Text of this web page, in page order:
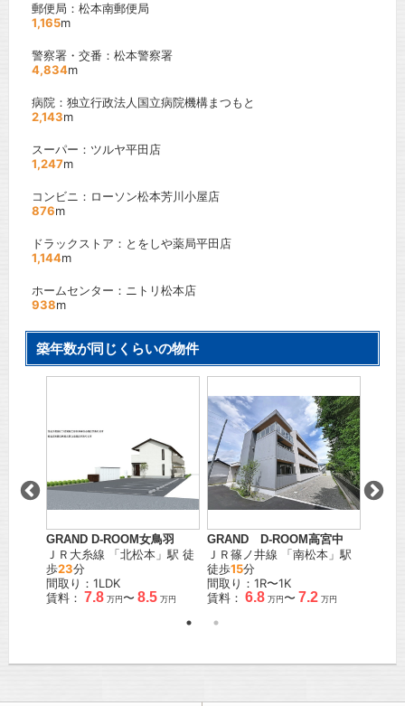
郵便局：松本南郵便局
1,165m
警察署・交番：松本警察署
4,834m
病院：独立行政法人国立病院機構まつもと
2,143m
スーパー：ツルヤ平田店
1,247m
コンビニ：ローソン松本芳川小屋店
876m
ドラックストア：とをしや薬局平田店
1,144m
ホームセンター：ニトリ松本店
938m
築年数が同じくらいの物件
GRAND D-ROOM女鳥羽
ＪＲ大糸線 「北松本 」駅 徒
歩23分
間取り：1LDK
賃料： 7.8 万円〜 8.5 万円
GRAND D-ROOM高宮中
ＪＲ篠ノ井線 「南松本 」駅
徒歩15分
間取り：1R〜1K
賃料： 6.8 万円〜 7.2 万円